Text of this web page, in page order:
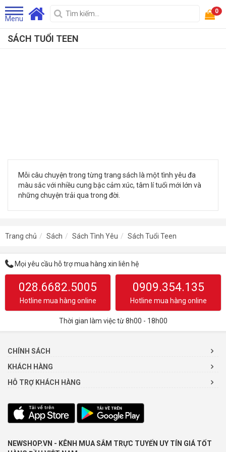
Menu
0
SÁCH TUỔI TEEN
Mỗi câu chuyện trong từng trang sách là một tình yêu đa
màu sắc với nhiều cung bậc cảm xúc, tâm lí tuổi mới lớn và
những chuyện trải qua trong đời.
Trang chủ Sách Sách Tình Yêu Sách Tuổi Teen
Mọi yêu cầu hỗ trợ mua hàng xin liên hệ
028.6682.5005
Hotline mua hàng online
0909.354.135
Hotline mua hàng online
Thời gian làm việc từ 8h00 - 18h00
CHÍNH SÁCH
KHÁCH HÀNG
HỖ TRỢ KHÁCH HÀNG
NEWSHOP.VN - KÊNH MUA SẮM TRỰC TUYẾN UY TÍN GIÁ TỐT